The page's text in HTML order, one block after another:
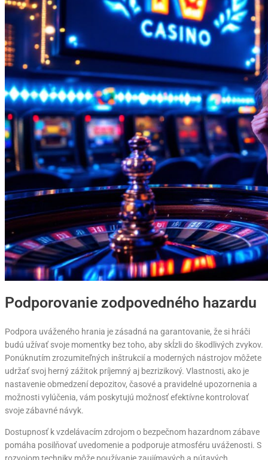
Podporovanie zodpovedného hazardu
Podpora uváženého hrania je zásadná na garantovanie, že si hráči
budú užívať svoje momentky bez toho, aby skĺzli do škodlivých zvykov.
Ponúknutím zrozumiteľných inštrukcií a moderných nástrojov môžete
udržať svoj herný zážitok príjemný aj bezrizikový. Vlastnosti, ako je
nastavenie obmedzení depozitov, časové a pravidelné upozornenia a
možnosti vylúčenia, vám poskytujú možnosť efektívne kontrolovať
svoje zábavné návyk.
Dostupnosť k vzdelávacím zdrojom o bezpečnom hazardnom zábave
pomáha posilňovať uvedomenie a podporuje atmosféru uváženosti. S
rozvojom techniky môže používanie zaujímavých a pútavých